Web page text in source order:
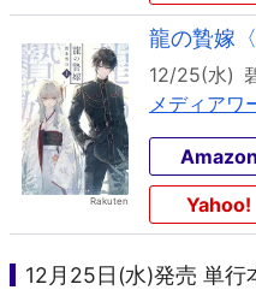
龍の贄嫁〈
12/25(水)
メディアワ
Amazon
Yahoo!
12月25日(水)発売 単行